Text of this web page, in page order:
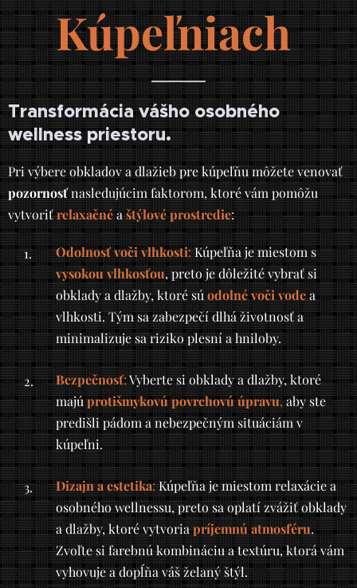
Kúpeľniach
Transformácia vášho osobného
wellness priestoru.
Pri výbere obkladov a dlažieb pre kúpeľňu môžete venovať
pozornosťnasledujúcim faktorom, ktoré vám pomôžu
vytvoriťrelaxačnéaštýlovéprostredie:
Odolnosť voči vlhkosti:Kúpeľňa je miestom s
vysokou vlhkosťou, preto je dôležité vybrať si
obklady a dlažby, ktoré sú odolné voči vodea
vlhkosti. Tým sa zabezpečí dlhá životnosť a
minimalizuje sa riziko plesní a hniloby.
Bezpečnosť:Vyberte si obklady a dlažby, ktoré
majúprotišmykovú povrchovú úpravu,aby ste
predišli pádom a nebezpečným situáciám v
kúpeľni.
Dizajn a estetika:Kúpeľňa je miestom relaxácie a
osobného wellnessu, preto sa oplatí zvážiť obklady
a dlažby, ktoré vytvoriapríjemnú atmosféru.
Zvoľte si farebnú kombináciu a textúru, ktorá vám
vyhovuje a dopĺňa váš želaný štýl.